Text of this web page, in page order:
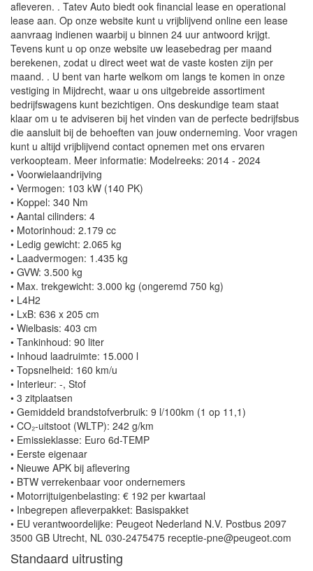
afleveren. . Tatev Auto biedt ook financial lease en operational
lease aan. Op onze website kunt u vrijblijvend online een lease
aanvraag indienen waarbij u binnen 24 uur antwoord krijgt.
Tevens kunt u op onze website uw leasebedrag per maand
berekenen, zodat u direct weet wat de vaste kosten zijn per
maand. . U bent van harte welkom om langs te komen in onze
vestiging in Mijdrecht, waar u ons uitgebreide assortiment
bedrijfswagens kunt bezichtigen. Ons deskundige team staat
klaar om u te adviseren bij het vinden van de perfecte bedrijfsbus
die aansluit bij de behoeften van jouw onderneming. Voor vragen
kunt u altijd vrijblijvend contact opnemen met ons ervaren
verkoopteam. Meer informatie: Modelreeks: 2014 - 2024
• Voorwielaandrijving
• Vermogen: 103 kW (140 PK)
• Koppel: 340 Nm
• Aantal cilinders: 4
• Motorinhoud: 2.179 cc
• Ledig gewicht: 2.065 kg
• Laadvermogen: 1.435 kg
• GVW: 3.500 kg
• Max. trekgewicht: 3.000 kg (ongeremd 750 kg)
• L4H2
• LxB: 636 x 205 cm
• Wielbasis: 403 cm
• Tankinhoud: 90 liter
• Inhoud laadruimte: 15.000 l
• Topsnelheid: 160 km/u
• Interieur: -, Stof
• 3 zitplaatsen
• Gemiddeld brandstofverbruik: 9 l/100km (1 op 11,1)
• CO₂-uitstoot (WLTP): 242 g/km
• Emissieklasse: Euro 6d-TEMP
• Eerste eigenaar
• Nieuwe APK bij aflevering
• BTW verrekenbaar voor ondernemers
• Motorrijtuigenbelasting: € 192 per kwartaal
• Inbegrepen afleverpakket: Basispakket
• EU verantwoordelijke: Peugeot Nederland N.V. Postbus 2097
3500 GB Utrecht, NL 030-2475475 receptie-pne@peugeot.com
Standaard uitrusting